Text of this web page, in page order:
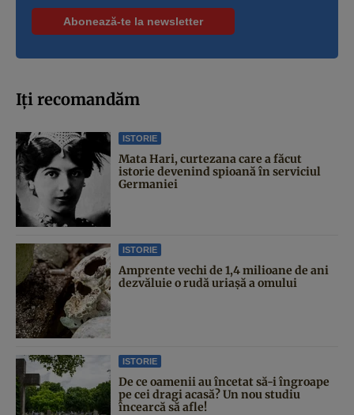
Iți recomandăm
ISTORIE
Mata Hari, curtezana care a făcut
istorie devenind spioană în serviciul
Germaniei
ISTORIE
Amprente vechi de 1,4 milioane de ani
dezvăluie o rudă uriașă a omului
ISTORIE
De ce oamenii au încetat să-i îngroape
pe cei dragi acasă? Un nou studiu
încearcă să afle!